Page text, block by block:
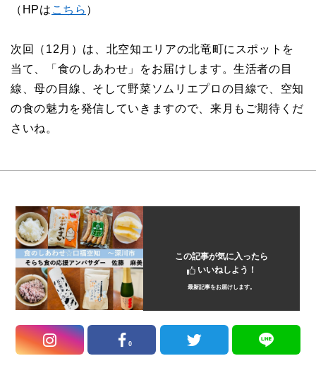
（HPは こちら ）
次回（12月）は、北空知エリアの北竜町にスポットを
当て、「食のしあわせ」をお届けします。生活者の目
線、母の目線、そして野菜ソムリエプロの目線で、空知
の食の魅力を発信していきますので、来月もご期待くだ
さいね。
この記事が気に入ったら
いいねしよう！
最新記事をお届けします。
0